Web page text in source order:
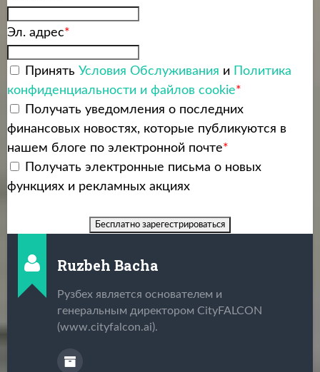
Эл. адрес*
Принять Условия Обслуживания и Политика
конфиденциальности и файлов cookie*
Получать уведомления о последних
финансовых новостях, которые публикуются в
нашем блоге по электронной почте*
Получать электронные письма о новых
функциях и рекламных акциях
Ruzbeh Bacha
Рузбех является основателем и
генеральным директором CityFALCON
(www.cityfalcon.ai).